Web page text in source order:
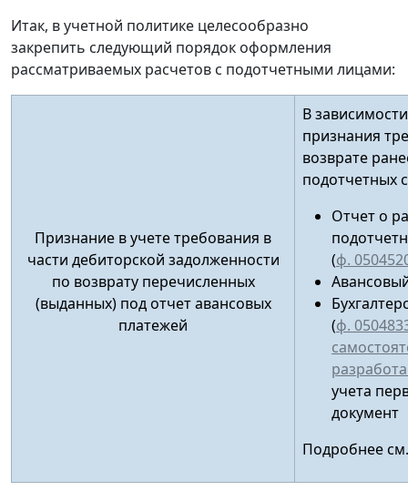
Итак, в учетной политике целесообразно
закрепить следующий порядок оформления
рассматриваемых расчетов с подотчетными лицами:
Признание в учете требования в
части дебиторской задолженности
по возврату перечисленных
(выданных) под отчет авансовых
платежей
В
признания
возврате
подотчетных
Отчет о
(ф.
(ф.
учета
документ
Подробнее